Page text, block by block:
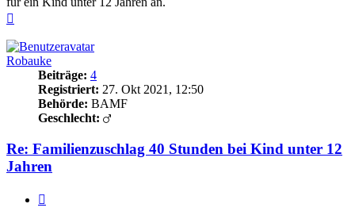
Robauke
Beiträge: 4
Registriert: 27. Okt 2021, 12:50
Behörde: BAMF
Geschlecht:
Re: Familienzuschlag 40 Stunden bei Kind unter 12
Jahren